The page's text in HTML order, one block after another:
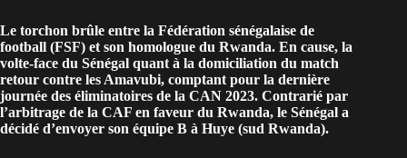
Le torchon brûle entre la Fédération sénégalaise de
football (FSF) et son homologue du Rwanda. En cause, la
volte-face du Sénégal quant à la domiciliation du match
retour contre les Amavubi, comptant pour la dernière
journée des éliminatoires de la CAN 2023. Contrarié par
l’arbitrage de la CAF en faveur du Rwanda, le Sénégal a
décidé d’envoyer son équipe B à Huye (sud Rwanda).